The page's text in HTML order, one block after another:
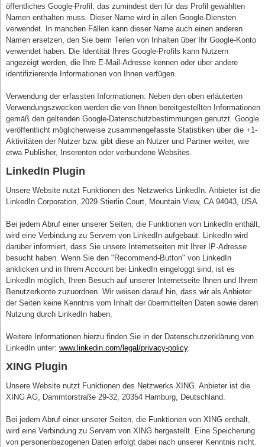
öffentliches Google-Profil, das zumindest den für das Profil gewählten
Namen enthalten muss. Dieser Name wird in allen Google-Diensten
verwendet. In manchen Fällen kann dieser Name auch einen anderen
Namen ersetzen, den Sie beim Teilen von Inhalten über Ihr Google-Konto
verwendet haben. Die Identität Ihres Google-Profils kann Nutzern
angezeigt werden, die Ihre E-Mail-Adresse kennen oder über andere
identifizierende Informationen von Ihnen verfügen.
Verwendung der erfassten Informationen: Neben den oben erläuterten
Verwendungszwecken werden die von Ihnen bereitgestellten Informationen
gemäß den geltenden Google-Datenschutzbestimmungen genutzt. Google
veröffentlicht möglicherweise zusammengefasste Statistiken über die +1-
Aktivitäten der Nutzer bzw. gibt diese an Nutzer und Partner weiter, wie
etwa Publisher, Inserenten oder verbundene Websites.
LinkedIn Plugin
Unsere Website nutzt Funktionen des Netzwerks LinkedIn. Anbieter ist die
LinkedIn Corporation, 2029 Stierlin Court, Mountain View, CA 94043, USA.
Bei jedem Abruf einer unserer Seiten, die Funktionen von LinkedIn enthält,
wird eine Verbindung zu Servern von LinkedIn aufgebaut. LinkedIn wird
darüber informiert, dass Sie unsere Internetseiten mit Ihrer IP-Adresse
besucht haben. Wenn Sie den "Recommend-Button" von LinkedIn
anklicken und in Ihrem Account bei LinkedIn eingeloggt sind, ist es
LinkedIn möglich, Ihren Besuch auf unserer Internetseite Ihnen und Ihrem
Benutzerkonto zuzuordnen. Wir weisen darauf hin, dass wir als Anbieter
der Seiten keine Kenntnis vom Inhalt der übermittelten Daten sowie deren
Nutzung durch LinkedIn haben.
Weitere Informationen hierzu finden Sie in der Datenschutzerklärung von
LinkedIn unter: www.linkedin.com/legal/privacy-policy.
XING Plugin
Unsere Website nutzt Funktionen des Netzwerks XING. Anbieter ist die
XING AG, Dammtorstraße 29-32, 20354 Hamburg, Deutschland.
Bei jedem Abruf einer unserer Seiten, die Funktionen von XING enthält,
wird eine Verbindung zu Servern von XING hergestellt. Eine Speicherung
von personenbezogenen Daten erfolgt dabei nach unserer Kenntnis nicht.